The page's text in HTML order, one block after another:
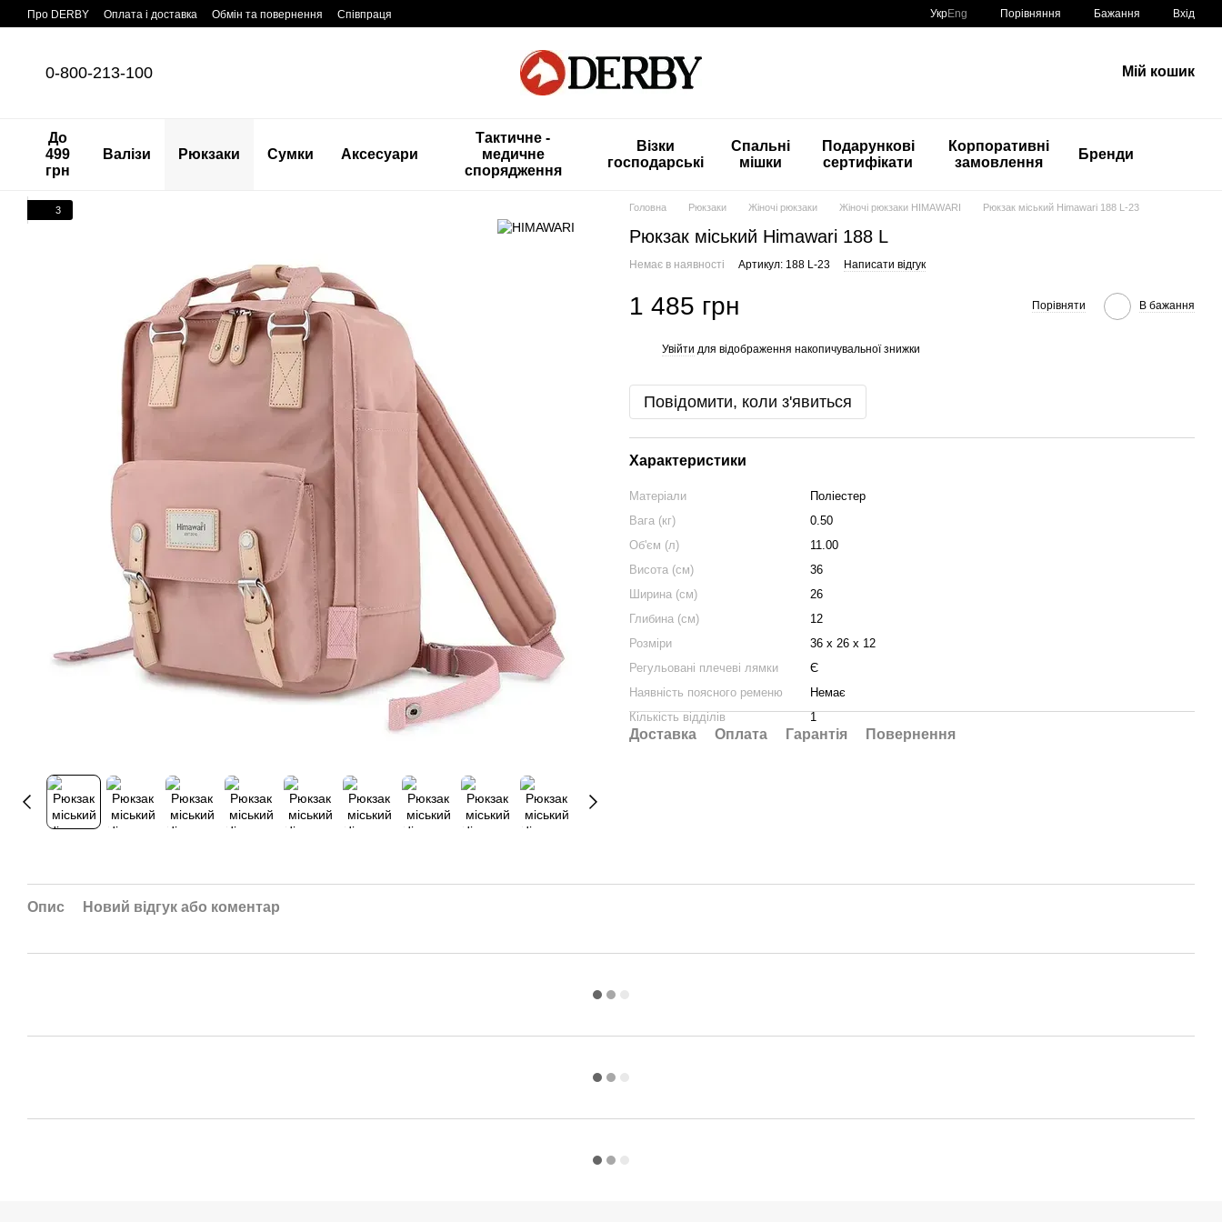
Перейти до основного контенту
Про DERBY Оплата і доставка Обмін та повернення Співпраця УкрEng Порівняння Бажання Вхід
0-800-213-100 Мій кошик
До
499
грн
Валізи Рюкзаки Сумки Аксесуари
Тактичне -
медичне
спорядження
Візки
господарські
Спальні
мішки
Подарункові
сертифікати
Корпоративні
замовлення
Бренди
3 Головна Рюкзаки Жіночі рюкзаки Жіночі рюкзаки HIMAWARI Рюкзак міський Himawari 188 L-23
Рюкзак міський Himawari 188 L
Немає в наявності Артикул: 188 L-23 Написати відгук
1 485 грн Порівняти В бажання
Увійти для відображення накопичувальної знижки
Повідомити, коли з'явиться
Характеристики
Матеріали
Поліестер
Вага (кг)
0.50
Об'єм (л)
11.00
Висота (см)
36
Ширина (см)
26
Глибина (см)
12
Розміри
36 х 26 х 12
Регульовані плечеві лямки
Є
Наявність поясного ременю
Немає
Кількість відділів
1
Доставка Оплата Гарантія Повернення
Опис Новий відгук або коментар